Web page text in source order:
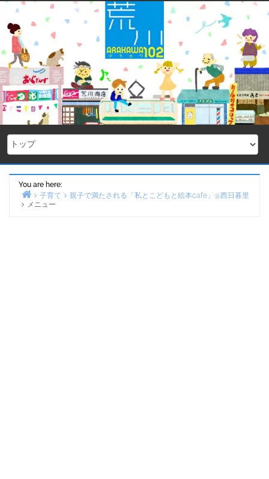
Skip
content
You are here:
Home
子育て
親子で満たされる「私とこどもと絵本cafe」@西日暮里
メニュー